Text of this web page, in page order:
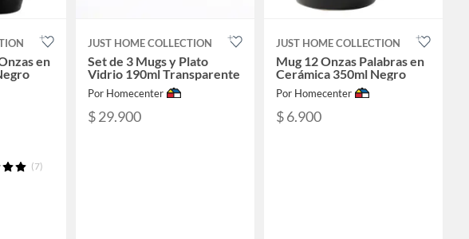
en
(7)
JUST HOME COLLECTION
Set de 3 Mugs y Plato
Vidrio 190ml Transparente
Por Homecenter
$ 29.900
JUST HOME COLLECTION
Mug 12 Onzas Palabras en
Cerámica 350ml Negro
Por Homecenter
$ 6.900